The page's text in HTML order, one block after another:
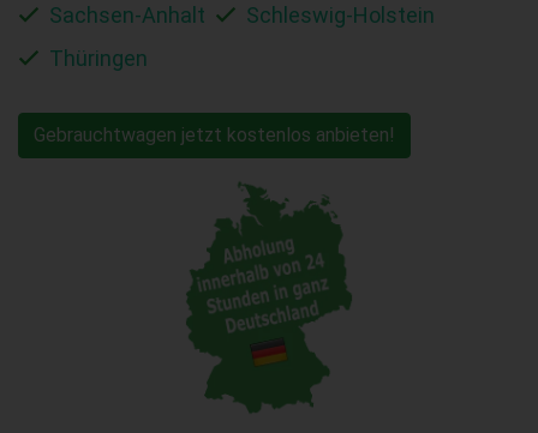
Sachsen-Anhalt
Schleswig-Holstein
Thüringen
Gebrauchtwagen jetzt kostenlos anbieten!